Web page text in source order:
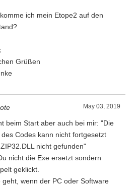
ich mein Etope2 auf den
Grüßen
May 03, 2019
beim Start aber auch bei mir: "Die
Codes kann nicht fortgesetzt
nicht gefunden"
nicht die Exe ersetzt sondern
geklickt.
geht, wenn der PC oder Software